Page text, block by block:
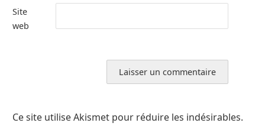
Site
web
Ce site utilise Akismet pour réduire les indésirables.